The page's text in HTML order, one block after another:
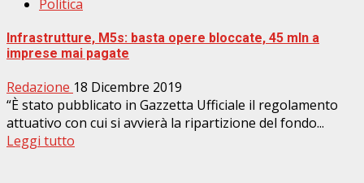
Politica
Infrastrutture, M5s: basta opere bloccate, 45 mln a
imprese mai pagate
Redazione 18 Dicembre 2019
“È stato pubblicato in Gazzetta Ufficiale il regolamento
attuativo con cui si avvierà la ripartizione del fondo...
Leggi tutto